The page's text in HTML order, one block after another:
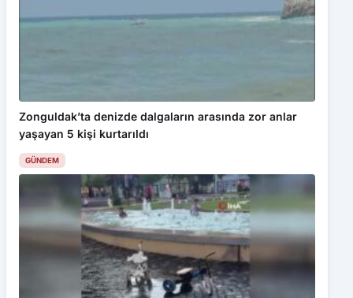
Zonguldak’ta denizde dalgaların arasında zor anlar
yaşayan 5 kişi kurtarıldı
GÜNDEM